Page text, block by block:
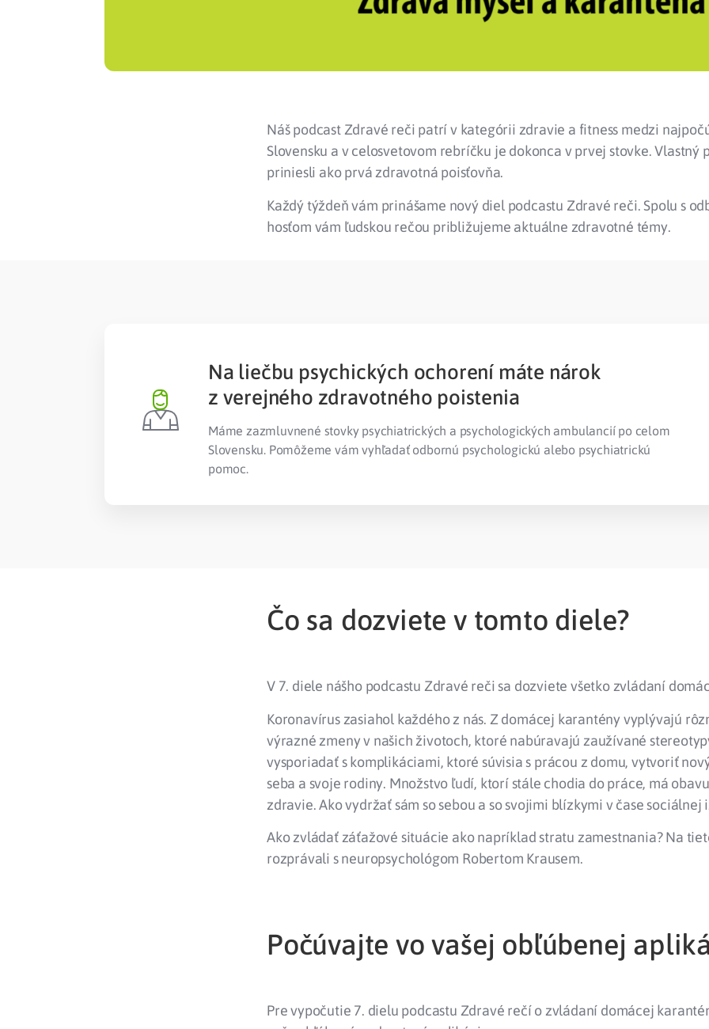
Náš podcast Zdravé reči patrí v kategórii zdravie a fitness medzi
Slovensku a v celosvetovom rebríčku je dokonca v prvej stovke. Vlastný
priniesli ako prvá zdravotná poisťovňa.
Každý týždeň vám prinášame nový diel podcastu Zdravé reči. Spolu s
hosťom vám ľudskou rečou približujeme aktuálne zdravotné témy.
Na liečbu psychických ochorení máte nárok
z verejného zdravotného poistenia
Máme zazmluvnené stovky psychiatrických a psychologických ambulancií po celom
Slovensku. Pomôžeme vám vyhľadať odbornú psychologickú alebo psychiatrickú
pomoc.
Čo sa dozviete v tomto diele?
V 7. diele nášho podcastu Zdravé reči sa dozviete všetko zvládaní
Koronavírus zasiahol každého z nás. Z domácej karantény vyplývajú
výrazné zmeny v našich životoch, ktoré nabúravajú zaužívané
vysporiadať s komplikáciami, ktoré súvisia s prácou z domu, vytvoriť
seba a svoje rodiny. Množstvo ľudí, ktorí stále chodia do práce, má
zdravie. Ako vydržať sám so sebou a so svojimi blízkymi v čase sociálnej
Ako zvládať záťažové situácie ako napríklad stratu zamestnania? Na
rozprávali s neuropsychológom Robertom Krausem.
Počúvajte vo vašej obľúbenej
Pre vypočutie 7. dielu podcastu Zdravé rečí o zvládaní domácej